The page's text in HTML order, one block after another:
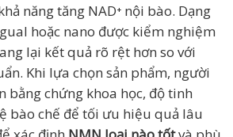
năng tăng NAD⁺ nội bào. Dạng
hoặc nano được kiểm nghiệm
lại kết quả rõ rệt hơn so với
Khi lựa chọn sản phẩm, người
bằng chứng khoa học, độ tinh
bào chế để tối ưu hiệu quả lâu